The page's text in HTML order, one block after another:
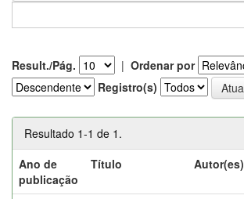
Result./Pág. | Ordenar por
Registro(s)
Resultado 1-1 de 1.
Ano de
publicação
Título Autor(es)